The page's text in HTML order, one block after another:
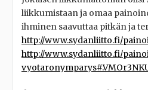
liikkumistaan ja omaa
ihminen saavuttaa pitkän ja
http://www.sydanliitto.fi/
http://www.sydanliitto.fi/